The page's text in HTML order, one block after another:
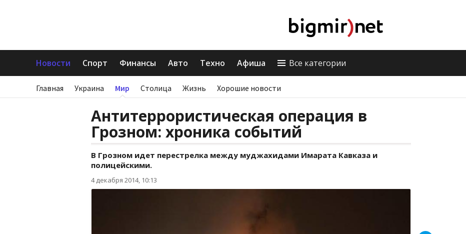
Новости Спорт Финансы Авто Техно Афиша Все категории
Главная Украина Мир Столица Жизнь Хорошие новости
Антитеррористическая операция в
Грозном: хроника событий
В Грозном идет перестрелка между муджахидами Имарата Кавказа и
полицейскими.
4 декабря 2014, 10:13